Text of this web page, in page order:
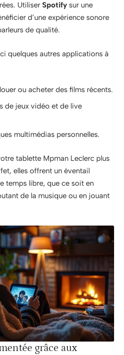
Utiliser Spotify sur une
d’une expérience sonore
de qualité.
quelques autres applications à
ou acheter des films récents.
de jeux vidéo et de live
multimédias personnelles.
tablette Mpman Leclerc plus
elles offrent un éventail
temps libre, que ce soit en
de la musique ou en jouant
grâce aux